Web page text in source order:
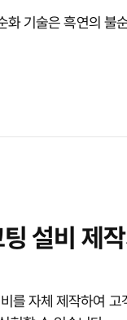
화 기술은 흑연의 불
설비 제
를 자체 제작하여